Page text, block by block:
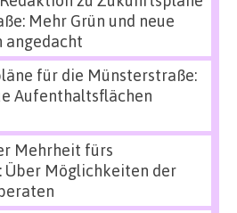
Mehr Grün und neue
für die Münsterstraße:
Aufenthaltsflächen
Mehrheit fürs
Möglichkeiten der